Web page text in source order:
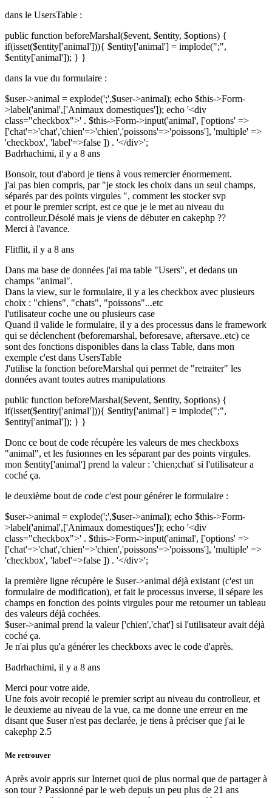
dans le UsersTable :
public function beforeMarshal($event, $entity, $options) {
if(isset($entity['animal'])){ $entity['animal'] = implode(";",
$entity['animal']); } }
dans la vue du formulaire :
$user->animal = explode(';',$user->animal); echo $this->Form-
>label('animal',['Animaux domestiques']); echo '<div
class="checkbox">' . $this->Form->input('animal', ['options' =>
['chat'=>'chat','chien'=>'chien','poissons'=>'poissons'], 'multiple' =>
'checkbox', 'label'=>false ]) . '</div>';
Badrhachimi, il y a 8 ans
Bonsoir, tout d'abord je tiens à vous remercier énormement.
j'ai pas bien compris, par "je stock les choix dans un seul champs,
séparés par des points virgules ", comment les stocker svp
et pour le premier script, est ce que je le met au niveau du
controlleur.Désolé mais je viens de débuter en cakephp ??
Merci à l'avance.
Flitflit, il y a 8 ans
Dans ma base de données j'ai ma table "Users", et dedans un
champs "animal".
Dans la view, sur le formulaire, il y a les checkbox avec plusieurs
choix : "chiens", "chats", "poissons"...etc
l'utilisateur coche une ou plusieurs case
Quand il valide le formulaire, il y a des processus dans le framework
qui se déclenchent (beforemarshal, beforesave, aftersave..etc) ce
sont des fonctions disponibles dans la class Table, dans mon
exemple c'est dans UsersTable
J'utilise la fonction beforeMarshal qui permet de "retraiter" les
données avant toutes autres manipulations
public function beforeMarshal($event, $entity, $options) {
if(isset($entity['animal'])){ $entity['animal'] = implode(";",
$entity['animal']); } }
Donc ce bout de code récupère les valeurs de mes checkboxs
"animal", et les fusionnes en les séparant par des points virgules.
mon $entity['animal'] prend la valeur : 'chien;chat' si l'utilisateur a
coché ça.
le deuxième bout de code c'est pour générer le formulaire :
$user->animal = explode(';',$user->animal); echo $this->Form-
>label('animal',['Animaux domestiques']); echo '<div
class="checkbox">' . $this->Form->input('animal', ['options' =>
['chat'=>'chat','chien'=>'chien','poissons'=>'poissons'], 'multiple' =>
'checkbox', 'label'=>false ]) . '</div>';
la première ligne récupère le $user->animal déjà existant (c'est un
formulaire de modification), et fait le processus inverse, il sépare les
champs en fonction des points virgules pour me retourner un tableau
des valeurs déjà cochées.
$user->animal prend la valeur ['chien','chat'] si l'utilisateur avait déjà
coché ça.
Je n'ai plus qu'a générer les checkboxs avec le code d'après.
Badrhachimi, il y a 8 ans
Merci pour votre aide,
Une fois avoir recopié le premier script au niveau du controlleur, et
le deuxieme au niveau de la vue, ca me donne une erreur en me
disant que $user n'est pas declarée, je tiens à préciser que j'ai le
cakephp 2.5
Me retrouver
Après avoir appris sur Internet quoi de plus normal que de partager à
son tour ? Passionné par le web depuis un peu plus de 21 ans